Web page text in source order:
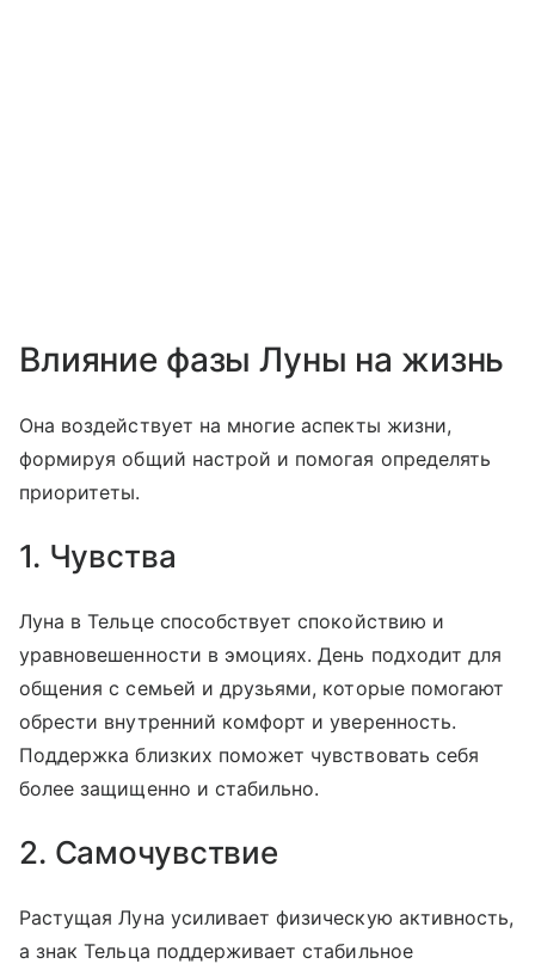
Влияние фазы Луны на жизнь
Она воздействует на многие аспекты жизни,
формируя общий настрой и помогая определять
приоритеты.
1. Чувства
Луна в Тельце способствует спокойствию и
уравновешенности в эмоциях. День подходит для
общения с семьей и друзьями, которые помогают
обрести внутренний комфорт и уверенность.
Поддержка близких поможет чувствовать себя
более защищенно и стабильно.
2. Самочувствие
Растущая Луна усиливает физическую активность,
а знак Тельца поддерживает стабильное